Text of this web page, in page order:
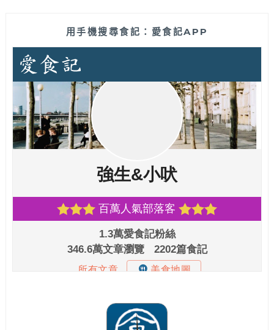
用手機搜尋食記：愛食記APP